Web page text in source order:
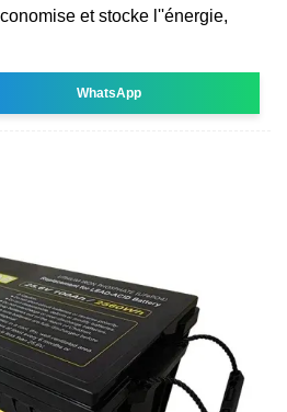
et stocke l''énergie,
WhatsApp